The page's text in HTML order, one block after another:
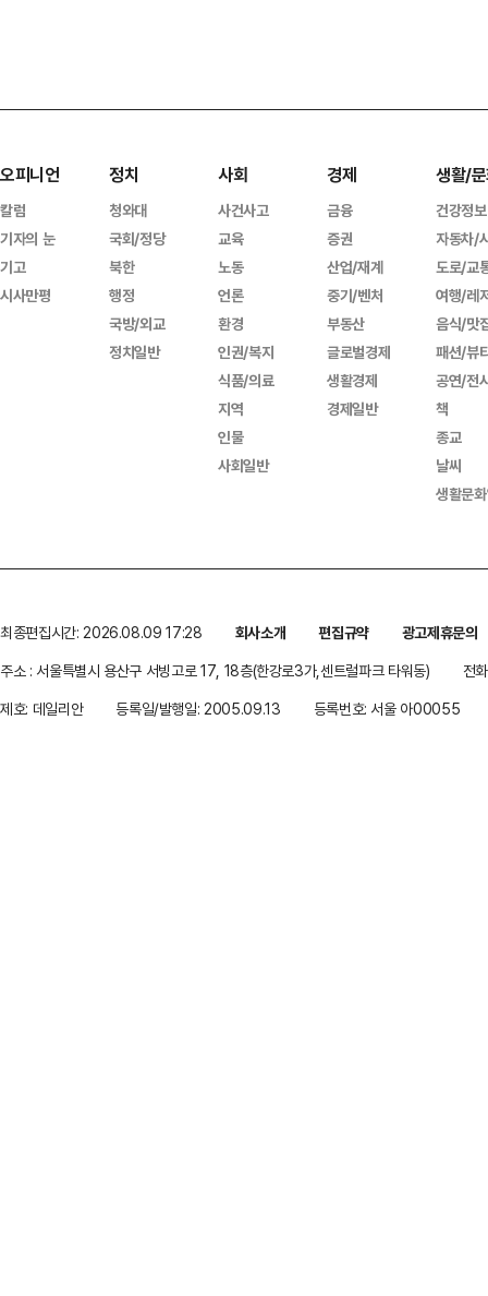
오피니언
칼럼
기자의 눈
기고
시사만평
정치
청와대
국회/정당
북한
행정
국방/외교
정치일반
사회
사건사고
교육
노동
언론
환경
인권/복지
식품/의료
지역
인물
사회일반
경제
금융
증권
산업/재계
중기/벤처
부동산
글로벌경제
생활경제
경제일반
생활/
건강정보
자동차/
도로/교
여행/레
음식/맛
패션/뷰
공연/전
책
종교
날씨
생활문
최종편집시간: 2026.08.09 17:28 회사소개 편집규약
광고제휴문의
주소 : 서울특별시 용산구 서빙고로 17, 18층(한강로3가,센트럴파크 타워동)
전
제호: 데일리안
등록일/발행일: 2005.09.13 등록번호: 서울 아00055